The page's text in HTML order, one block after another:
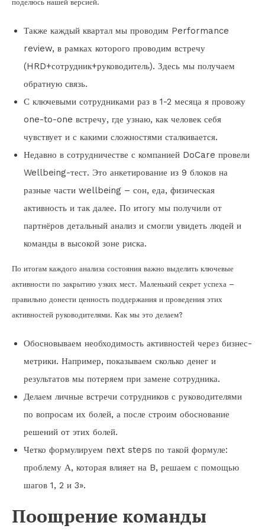
поделюсь нашей версией.
Также каждый квартал мы проводим Performance
review, в рамках которого проводим встречу
(HRD+сотрудник+руководитель). Здесь мы получаем
обратную связь.
С ключевыми сотрудниками раз в 1-2 месяца я провожу
one-to-one встречу, где узнаю, как человек себя
чувствует и с какими сложностями сталкивается.
Недавно в сотрудничестве с компанией DoCare провели
Wellbeing-тест. Это анкетирование из 9 блоков на
разные части wellbeing – сон, еда, физическая
активность и так далее. По итогу мы получили от
партнёров детальный анализ и смогли увидеть людей и
команды в высокой зоне риска.
По итогам каждого анализа состояния важно выделить ключевые
активности по закрытию узких мест. Маленький секрет успеха –
правильно донести ценность поддержания и проведения этих
активностей руководителями. Как мы это делаем?
Обосновываем необходимость активностей через бизнес-
метрики. Например, показываем сколько денег и
результатов мы потеряем при замене сотрудника.
Делаем личные встречи сотрудников с руководителями
по вопросам их болей, а после строим обоснование
решений от этих болей.
Четко формулируем next steps по такой формуле:
проблему А, которая влияет на B, решаем с помощью
шагов 1, 2 и 3».
Поощрение команды